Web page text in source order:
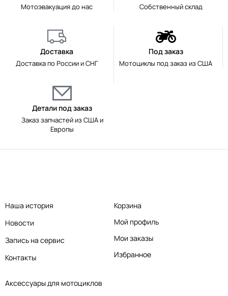
Мотоэвакуация до нас Собственный склад
Доставка
Доставка по России и СНГ
Под заказ
Мотоциклы под заказ из США
Детали под заказ
Заказ запчастей из США и
Европы
Аксессуары для мотоциклов
Наша история
Новости
Запись на сервис
Контакты
Корзина
Мой профиль
Мои заказы
Избранное